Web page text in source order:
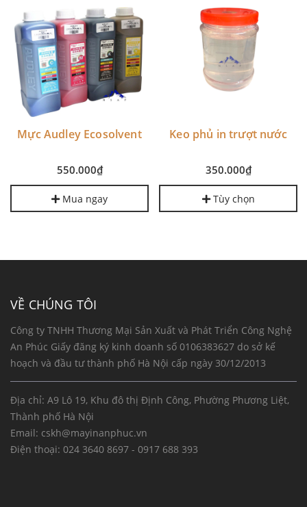
Keo phủ in trượt nước
350.000₫
Tùy chọn
T5000, T7000, T3200,
T5270, T7270, T5280,
T7280
550.000₫
Mua ngay
VỀ CHÚNG TÔI
Công ty TNHH Thương Mại Sản Xuất và Phát Triển Công Nghệ
An Phúc Giấy đăng ký kinh doanh số 0106383627 do sở kế
hoạch và đầu tư thành phố Hà Nội cấp ngày 30/12/2013
Địa chỉ: A9 Lô 19, Khu đô thị Định Công, Phường Phương Liệt,
Thành phố Hà Nội
Email: cskh@mayinanphuc.vn
Điện thoại: 024 3640 8697 - 0917 688 393